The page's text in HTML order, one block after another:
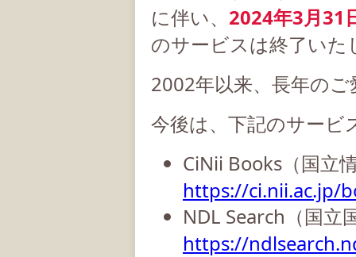
に伴い、 2024年3月31
のサービスは終了いた
2002年以来、長年の
今後は、下記のサービ
CiNii Books（国立
https://ci.nii.ac.jp/
NDL Search（国立
https://